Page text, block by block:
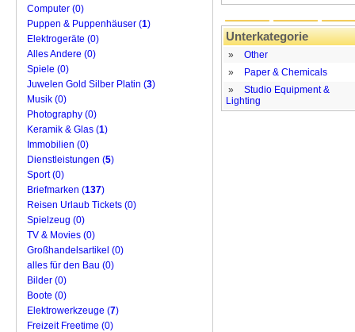
Computer (0)
Puppen & Puppenhäuser (1)
Elektrogeräte (0)
Alles Andere (0)
Spiele (0)
Juwelen Gold Silber Platin (3)
Musik (0)
Photography (0)
Keramik & Glas (1)
Immobilien (0)
Dienstleistungen (5)
Sport (0)
Briefmarken (137)
Reisen Urlaub Tickets (0)
Spielzeug (0)
TV & Movies (0)
Großhandelsartikel (0)
alles für den Bau (0)
Bilder (0)
Boote (0)
Elektrowerkzeuge (7)
Freizeit Freetime (0)
Unterkategorie
»
Other
»
Paper & Chemicals
»
Studio Equipment &
Lighting